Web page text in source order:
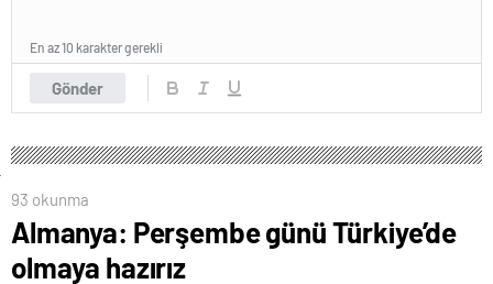
Gönder
En az 10 karakter gerekli
93 okunma
Almanya: Perşembe günü Türkiye’de
olmaya hazırız